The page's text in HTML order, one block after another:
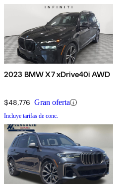
2023 BMW X7 xDrive40i AWD
$48,776 Gran oferta
Incluye tarifas de conc.